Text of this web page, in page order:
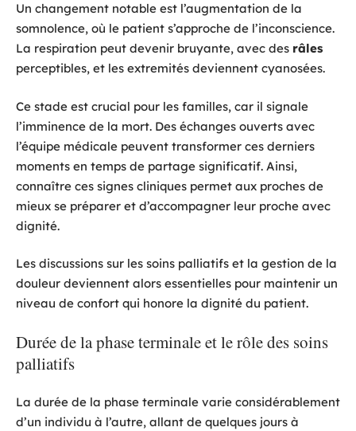
Un changement notable est l’augmentation de la
somnolence, où le patient s’approche de l’inconscience.
La respiration peut devenir bruyante, avec des râles
perceptibles, et les extremités deviennent cyanosées.
Ce stade est crucial pour les familles, car il signale
l’imminence de la mort. Des échanges ouverts avec
l’équipe médicale peuvent transformer ces derniers
moments en temps de partage significatif. Ainsi,
connaître ces signes cliniques permet aux proches de
mieux se préparer et d’accompagner leur proche avec
dignité.
Les discussions sur les soins palliatifs et la gestion de la
douleur deviennent alors essentielles pour maintenir un
niveau de confort qui honore la dignité du patient.
Durée de la phase terminale et le rôle des soins
palliatifs
La durée de la phase terminale varie considérablement
d’un individu à l’autre, allant de quelques jours à